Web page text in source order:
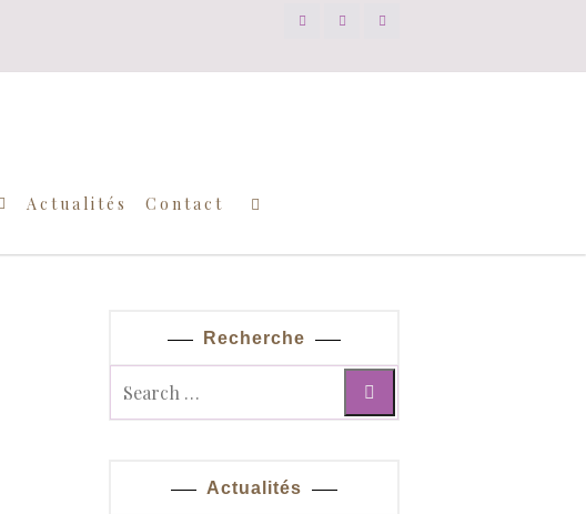
Actualités Contact
Recherche
Actualités